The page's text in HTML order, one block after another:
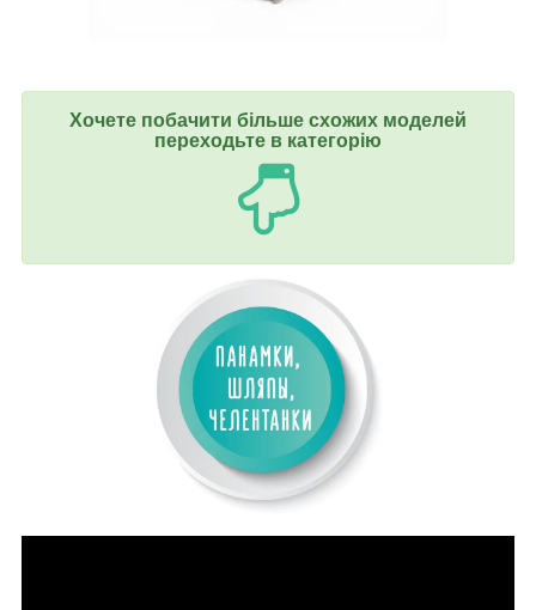
Хочете побачити більше схожих моделей
переходьте в категорію